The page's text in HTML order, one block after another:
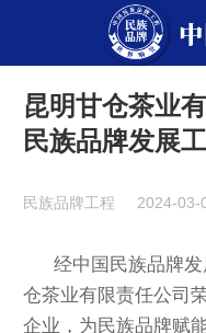
昆明甘仓茶业
民族品牌发展
民族品牌工程 2024-03-
经中国民族品牌
仓茶业有限责任公司
企业 ，为民族品牌赋